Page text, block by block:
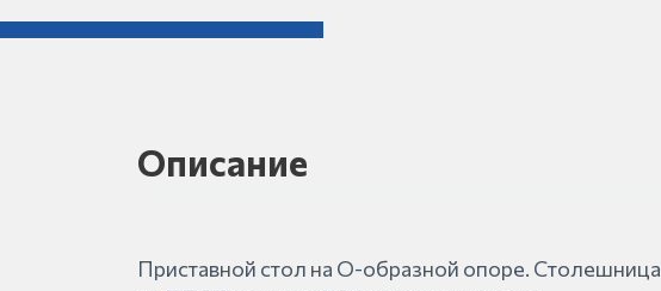
Описание
Приставной стол на О-образной опоре. Столешница